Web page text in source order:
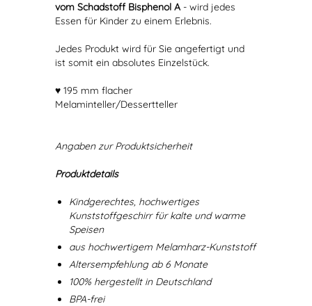
vom Schadstoff Bisphenol A- wird jedes
Essen für Kinder zu einem Erlebnis.
Jedes Produkt wird für Sie angefertigt und
ist somit ein absolutes Einzelstück.
♥ 195 mm flacher
Melaminteller/Dessertteller
Angaben zur Produktsicherheit
Produktdetails
Kindgerechtes, hochwertiges
Kunststoffgeschirr für kalte und warme
Speisen
aus hochwertigem Melamharz-Kunststoff
Altersempfehlung ab 6 Monate
100% hergestellt in Deutschland
BPA-frei